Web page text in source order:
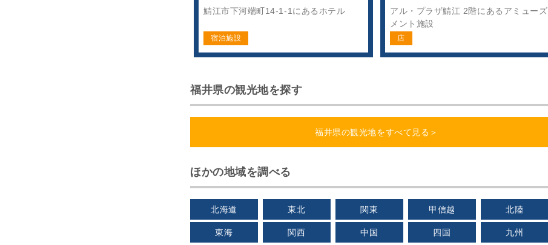
鯖江市下河端町14-1-1にあるホテル
宿泊施設
アル・プラザ鯖江 2階にあるアミューズ
メント施設
店
福井県の観光地を探す
福井県の観光地をすべて見る＞
ほかの地域を調べる
北海道 東北 関東 甲信越 北陸
東海 関西 中国 四国 九州